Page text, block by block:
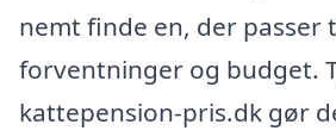
nemt finde en, der passer
forventninger og budget.
kattepension-pris.dk gør